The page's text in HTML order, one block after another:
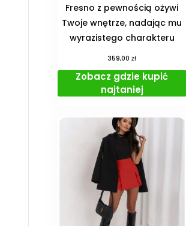
Fresno z pewnością ożywi
Twoje wnętrze, nadając mu
wyrazistego charakteru
359,00zł
Zobacz gdzie kupić
najtaniej